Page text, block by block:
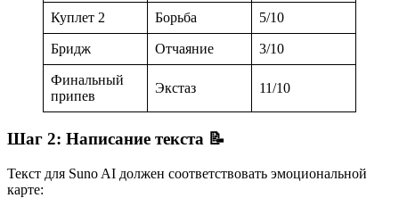
Куплет 2 Борьба 5/10
Бридж Отчаяние 3/10
Финальный
припев
Экстаз 11/10
Шаг 2: Написание текста 📝
Текст для Suno AI должен соответствовать эмоциональной
карте: